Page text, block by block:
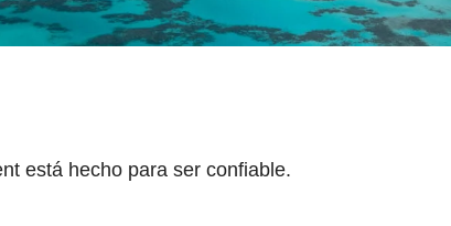
está hecho para ser confiable.